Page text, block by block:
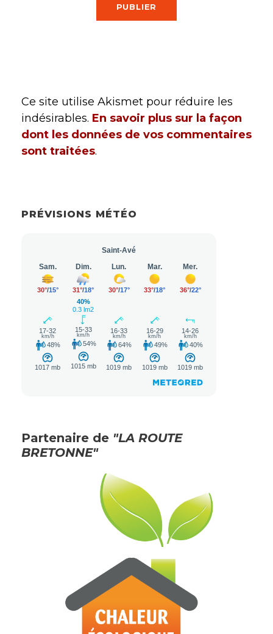
Ce site utilise Akismet pour réduire les
indésirables. En savoir plus sur la façon
dont les données de vos commentaires
sont traitées.
PRÉVISIONS MÉTÉO
Partenaire de "LA ROUTE
BRETONNE"